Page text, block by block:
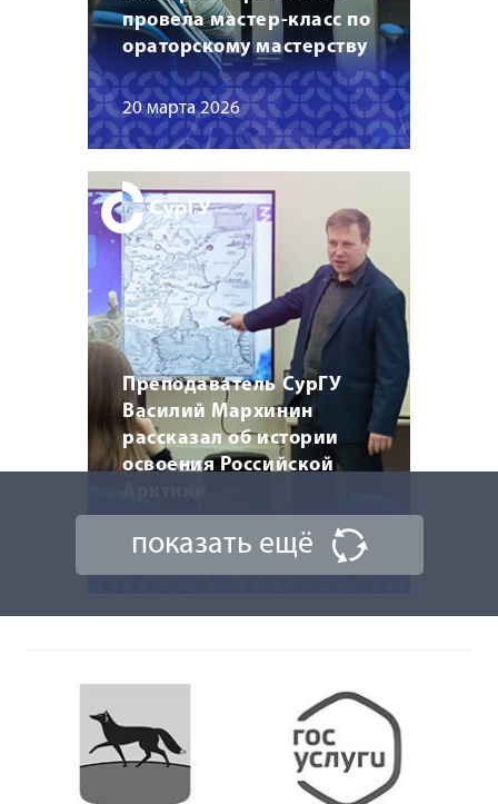
провела мастер-класс по
ораторскому мастерству
20 марта 2026
Преподаватель СурГУ
Василий Мархинин
рассказал об истории
освоения Российской
20 марта 2026
показать ещё